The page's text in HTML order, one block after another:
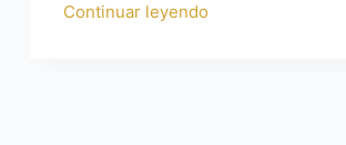
Continuar leyendo